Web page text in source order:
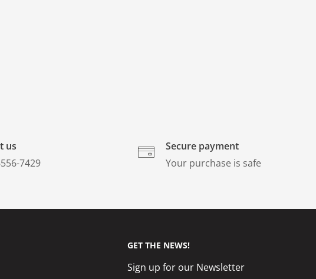
us
7429
Secure payment
Your purchase is safe
GET THE NEWS!
Sign up for our Newsletter